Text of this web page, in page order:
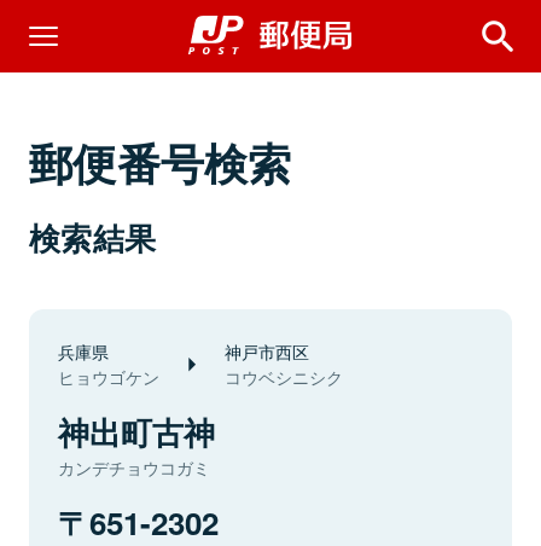
郵便番号検索
検索結果
兵庫県
ヒョウゴケン
神戸市西区
コウベシニシク
神出町古神
カンデチョウコガミ
651-2302